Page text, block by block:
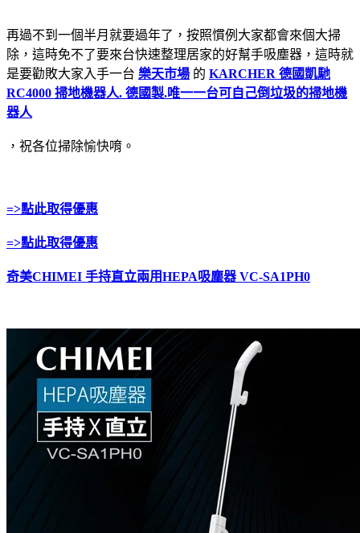
再過不到一個半月就要過年了，按照慣例大家都會來個大掃
除，這時免不了要來台快速整理居家的好幫手吸塵器，這時就
是要勸敗大家入手一台 樂天市場 的 KARCHER 德國凱馳
RC4000 掃地機器人. 德國製.唯一一台可自己倒垃圾的掃地機
器人
，祝各位掃除愉快唷。
=>點此取得優惠
=>點此取得優惠
奇美CHIMEI 手持直立兩用HEPA吸塵器 VC-SA1PH0